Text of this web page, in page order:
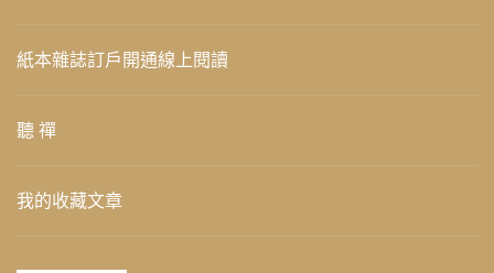
紙本雜誌訂戶開通線上閱讀
聽 禪
我的收藏文章